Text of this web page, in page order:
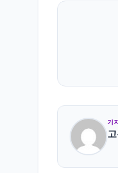
기